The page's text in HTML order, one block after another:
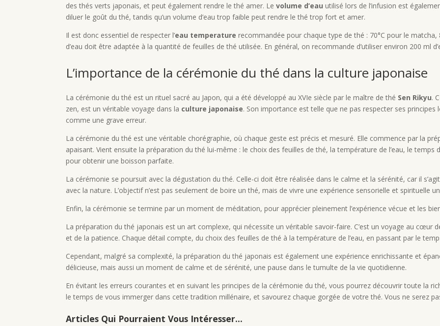
des thés verts japonais, et peut également rendre le thé amer. Levolume d’eau utilisé lors de l’infusion est
diluer le goût du thé, tandis qu’un volume d’eau trop faible peut rendre le thé trop fort et amer.
Il est donc essentiel de respecter l’eau temperature recommandée pour chaque type de thé : 70°C pour le
d’eau doit être adaptée à la quantité de feuilles de thé utilisée. En général, on recommande d’utiliser environ 200 ml
L’importance de la cérémonie du thé dans la culture japonaise
La cérémonie du thé est un rituel sacré au Japon, qui a été développé au XVIe siècle par le maître de thé Sen Rikyu.
zen, est un véritable voyage dans la culture japonaise. Son importance est telle que ne pas respecter ses
comme une grave erreur.
La cérémonie du thé est une véritable chorégraphie, où chaque geste est précis et mesuré. Elle commence par la
apaisant. Vient ensuite la préparation du thé lui-même : le choix des feuilles de thé, la température de l’eau, le
pour obtenir une boisson parfaite.
La cérémonie se poursuit avec la dégustation du thé. Celle-ci doit être réalisée dans le calme et la sérénité, car il
avec la nature. L’objectif n’est pas seulement de boire un thé, mais de vivre une expérience sensorielle et spirituelle
Enfin, la cérémonie se termine par un moment de méditation, pour apprécier pleinement l’expérience vécue et les
La préparation du thé japonais est un art complexe, qui nécessite un véritable savoir-faire. C’est un voyage au cœur
et de la patience. Chaque détail compte, du choix des feuilles de thé à la température de l’eau, en passant par le
Cependant, malgré sa complexité, la préparation du thé japonais est également une expérience enrichissante et
délicieuse, mais aussi un moment de calme et de sérénité, une pause dans le tumulte de la vie quotidienne.
En évitant les erreurs courantes et en suivant les principes de la cérémonie du thé, vous pourrez découvrir toute la
le temps de vous immerger dans cette tradition millénaire, et savourez chaque gorgée de votre thé. Vous ne serez
Articles Qui Pourraient Vous Intéresser...